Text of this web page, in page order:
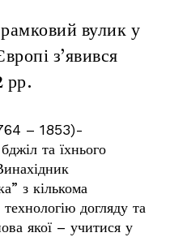
вулик у
з’явився
рр.
– 1853)-
та їхнього
з кількома
догляду та
якої – учитися у